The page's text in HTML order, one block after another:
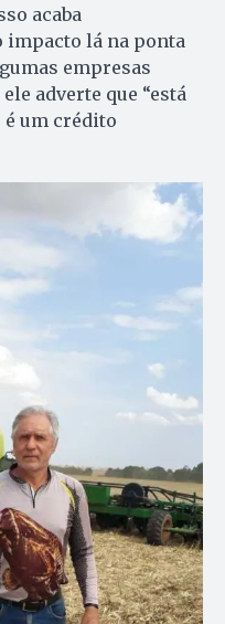
acaba
impacto lá na ponta
empresas
adverte que “está
é um crédito